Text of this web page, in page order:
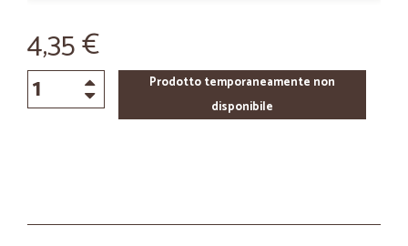
4,35 €
Prodotto temporaneamente non
disponibile